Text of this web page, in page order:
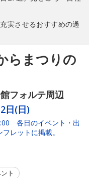
実させるおすすめの過
らまつりの
フォルテ周辺
日(日)
各日のイベント・出
レットに掲載。
ト